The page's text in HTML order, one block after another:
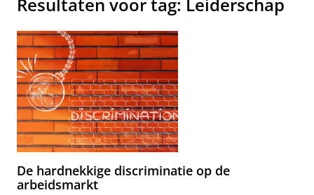
Resultaten voor tag: Leiderschap
De hardnekkige discriminatie op de
arbeidsmarkt